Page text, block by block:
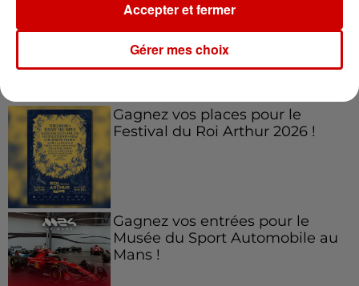
Jeux Voir plus
Gagnez vos places pour le
Festival du Roi Arthur 2026 !
Gagnez vos entrées pour le
Musée du Sport Automobile au
Mans !
Gérer mes choix
Accepter et fermer